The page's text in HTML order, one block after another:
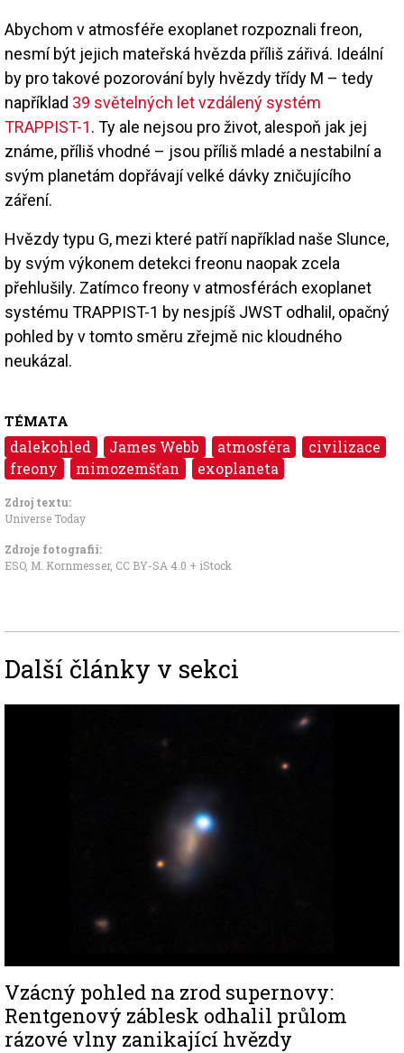
Abychom v atmosféře exoplanet rozpoznali freon,
nesmí být jejich mateřská hvězda příliš zářivá. Ideální
by pro takové pozorování byly hvězdy třídy M – tedy
například 39 světelných let vzdálený systém
TRAPPIST-1. Ty ale nejsou pro život, alespoň jak jej
známe, příliš vhodné – jsou příliš mladé a nestabilní a
svým planetám dopřávají velké dávky zničujícího
záření.
Hvězdy typu G, mezi které patří například naše Slunce,
by svým výkonem detekci freonu naopak zcela
přehlušily. Zatímco freony v atmosférách exoplanet
systému TRAPPIST-1 by nesjpíš JWST odhalil, opačný
pohled by v tomto směru zřejmě nic kloudného
neukázal.
TÉMATA
dalekohled James Webb atmosféra
civilizace
freony
mimozemšťan exoplaneta
Zdroj textu:
Universe Today
Zdroje fotografii:
ESO, M. Kornmesser, CC BY-SA 4.0 + iStock
Další články v sekci
Vzácný pohled na zrod supernovy:
Rentgenový záblesk odhalil průlom
rázové vlny zanikající hvězdy